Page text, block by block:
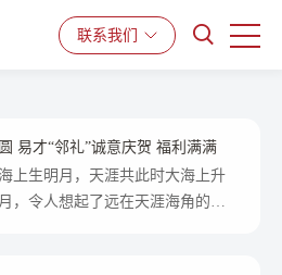
解决方案 资源中心
联系我们
易才“邻礼”诚意庆贺 福利满满
海上生明月，天涯共此时大海上升
，令人想起了远在天涯海角的亲